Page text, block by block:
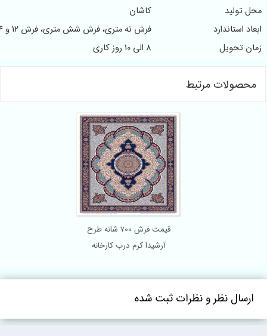
فرش نه متری، فرش شش متری، فرش 12 و 4 متری
مرتبط
قیمت فرش 700 شانه طرح
آرشیدا کرم درب کارخانه
نظر و نظرات ثبت شده